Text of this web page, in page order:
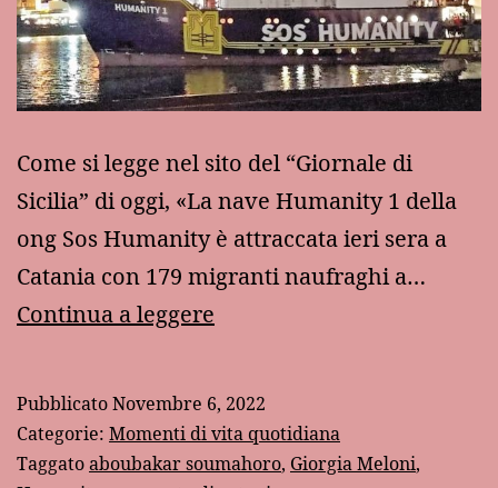
Come si legge nel sito del “Giornale di
Sicilia” di oggi, «La nave Humanity 1 della
ong Sos Humanity è attraccata ieri sera a
Catania con 179 migranti naufraghi a…
Continua a leggere
non
essere
PubblicatoNovembre 6, 2022
Categorie: Momenti di vita quotidiana
Taggatoaboubakar soumahoro, Giorgia Meloni,